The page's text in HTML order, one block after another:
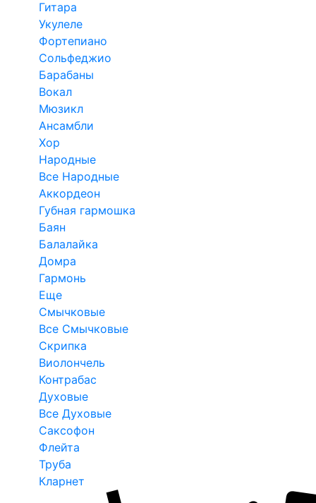
Гитара
Укулеле
Фортепиано
Сольфеджио
Барабаны
Вокал
Мюзикл
Ансамбли
Хор
Народные
Все Народные
Аккордеон
Губная гармошка
Баян
Балалайка
Домра
Гармонь
Еще
Смычковые
Все Смычковые
Скрипка
Виолончель
Контрабас
Духовые
Все Духовые
Саксофон
Флейта
Труба
Кларнет